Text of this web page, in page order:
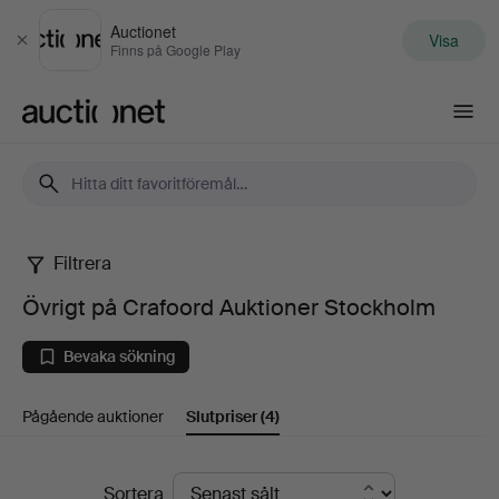
Stäng
Auctionet
Finns på Google Play Visa
Övrigt
på
Crafoord
Auktioner
Filtrera
Övrigt på Crafoord Auktioner Stockholm
Bevaka sökning
Pågående auktioner Slutpriser(4)
SlutpriserSortera